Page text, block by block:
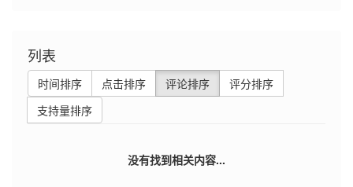
列表
时间排序 点击排序 评论排序
评分排序
支持量排序
没有找到相关内容...